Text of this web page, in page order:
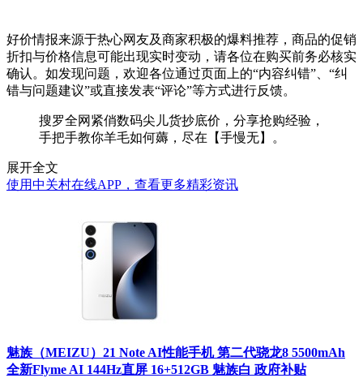
好价情报来源于热心网友及商家积极的爆料推荐，商品的促销
折扣与价格信息可能出现实时变动，请各位在购买前务必核实
确认。如发现问题，欢迎各位通过页面上的“内容纠错”、“纠
错与问题建议”或直接发表“评论”等方式进行反馈。
搜罗全网紧俏数码尖儿货抄底价，分享抢购经验，
手把手教你羊毛如何薅，尽在【手慢无】。
展开全文
使用中关村在线APP，查看更多精彩资讯
魅族（MEIZU）21 Note AI性能手机 第二代骁龙8 5500mAh
全新Flyme AI 144Hz直屏 16+512GB 魅族白 政府补贴